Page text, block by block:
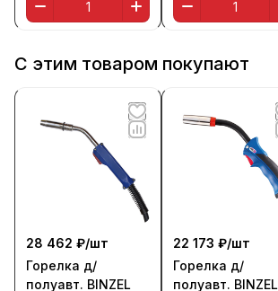
С этим товаром покупают
28 462 ₽/шт
Горелка д/
полуавт. BINZEL
22 173 ₽/шт
Горелка д/
полуавт. BINZEL